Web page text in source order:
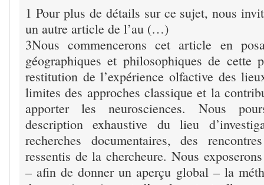
1 Pour plus de détails sur ce sujet, nous
un autre article de l’au (…)
3Nous commencerons cet article en
géographiques et philosophiques de cette
restitution de l’expérience olfactive des
limites des approches classique et la
apporter les neurosciences. Nous
description exhaustive du lieu
recherches documentaires, des
ressentis de la chercheure. Nous
– afin de donner un aperçu global – la